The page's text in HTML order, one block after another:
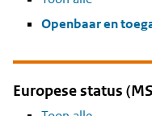
Openbaar en
Europese status